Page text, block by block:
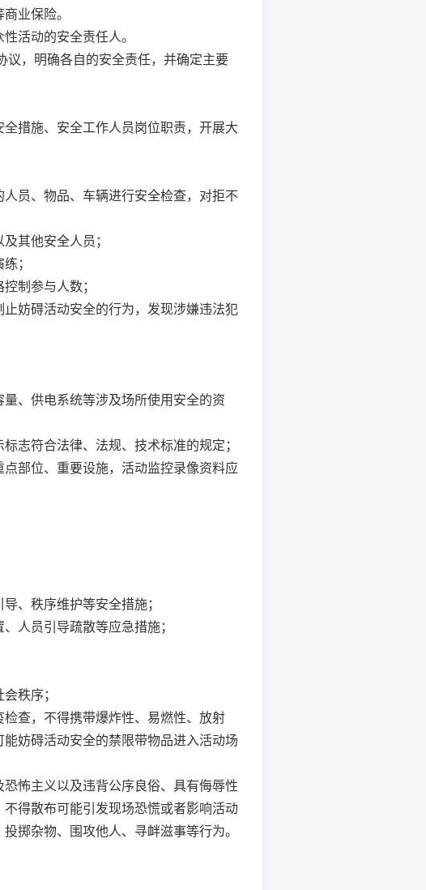
业保险。
活动的安全责任人。
，明确各自的安全责任，并确定主要
措施、安全工作人员岗位职责，开展大
员、物品、车辆进行安全检查，对拒不
其他安全人员；
；
制参与人数；
妨碍活动安全的行为，发现涉嫌违法犯
、供电系统等涉及场所使用安全的资
志符合法律、法规、技术标准的规定；
部位、重要设施，活动监控录像资料应
、秩序维护等安全措施；
人员引导疏散等应急措施；
秩序；
查，不得携带爆炸性、易燃性、放射
妨碍活动安全的禁限带物品进入活动场
怖主义以及违背公序良俗、具有侮辱性
得散布可能引发现场恐慌或者影响活动
掷杂物、围攻他人、寻衅滋事等行为。